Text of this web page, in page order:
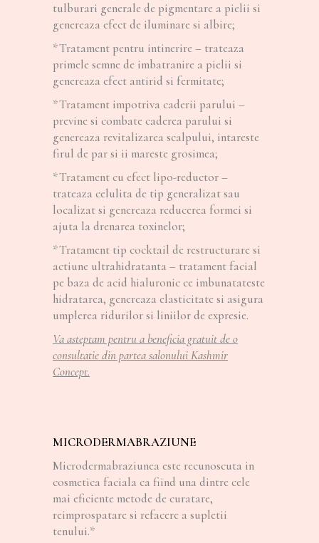
tulburari generale de pigmentare a pielii si
genereaza efect de iluminare si albire;
*Tratament pentru intinerire – trateaza
primele semne de imbatranire a pielii si
genereaza efect antirid si fermitate;
*Tratament impotriva caderii parului –
previne si combate caderea parului si
genereaza revitalizarea scalpului, intareste
firul de par si ii mareste grosimea;
*Tratament cu efect lipo-reductor –
trateaza celulita de tip generalizat sau
localizat si genereaza reducerea formei si
ajuta la drenarea toxinelor;
*Tratament tip cocktail de restructurare si
actiune ultrahidratanta – tratament facial
pe baza de acid hialuronic ce imbunatateste
hidratarea, genereaza elasticitate si asigura
umplerea ridurilor si liniilor de expresie.
Va asteptam pentru a beneficia gratuit de o
consultatie din partea salonului Kashmir
Concept.
MICRODERMABRAZIUNE
Microdermabraziunea este recunoscuta in
cosmetica faciala ca fiind una dintre cele
mai eficiente metode de curatare,
reimprospatare si refacere a supletii
tenului.*